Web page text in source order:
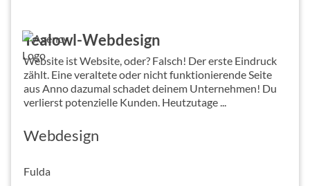
Tealowl-Webdesign
Website ist Website, oder? Falsch! Der erste Eindruck
zählt. Eine veraltete oder nicht funktionierende Seite
aus Anno dazumal schadet deinem Unternehmen! Du
verlierst potenzielle Kunden. Heutzutage ...
Webdesign
Fulda